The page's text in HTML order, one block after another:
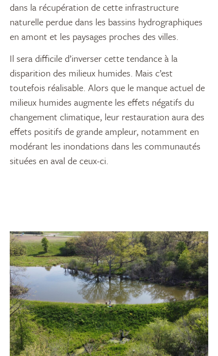
dans la récupération de cette infrastructure
naturelle perdue dans les bassins hydrographiques
en amont et les paysages proches des villes.
Il sera difficile d’inverser cette tendance à la
disparition des milieux humides. Mais c’est
toutefois réalisable. Alors que le manque actuel de
milieux humides augmente les effets négatifs du
changement climatique, leur restauration aura des
effets positifs de grande ampleur, notamment en
modérant les inondations dans les communautés
situées en aval de ceux-ci.